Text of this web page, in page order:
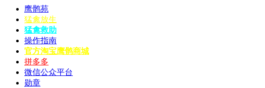
鹰鹘苑
猛禽放生
猛禽救助
操作指南
官方淘宝鹰鹘商城
拼多多
微信公众平台
勋章